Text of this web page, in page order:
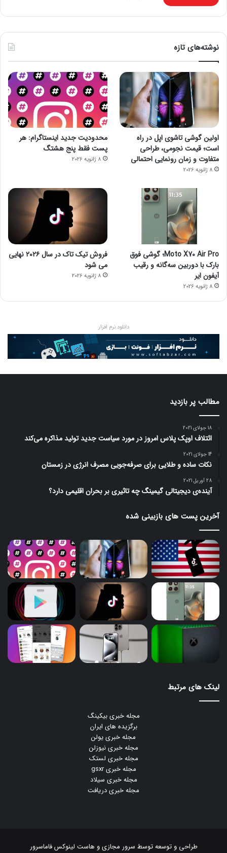
نوشته‌های تازه
اولین گوشی تاشوی اپل در راه
است؛ قیمت نجومی، طراحی
متفاوت و زمان رونمایی احتمالی
8 ژانویه 2026
محدودیت جدید اینستاگرام: هر
پست فقط پنج هشتگ
8 ژانویه 2026
Moto X70 Air Pro؛ گوشی فوق
بارک با دوربین سه‌گانه و رقیب
آیفون ایر
8 ژانویه 2026
فروش تیک تاک در سال ۲۰۲۶ نهایی
می شود
8 ژانویه 2026
دانلود نرم افزار
مطالب پر بازدید
18 جولای 2021
ائتلاف اوپک پلاس امروز در مورد سیاست جدید تولید مذاکره می‌کند
14 جولای 2021
نکات ساده و طلایی برای صرفه‌جویی مصرف انرژی در زمستان
28 آوریل 2021
آینده‌ی دیجیتالی گیمینگ چه تاثیری بر بحران اقلیمی دارد؟
آخرین پست های بازبینی شده
لینک های مرتبط
مجله خبری بیکینگ
برگزیده های ایران
مجله خبری یولن
مجله خبری نیوزلن
مجله خبری لستک
مجله خبری gsxr
مجله خبری سیلاد
مجله خبری دریافت
طراحی و توسعه توسط سرور مجازیو هاست لینوکسفاماسرور